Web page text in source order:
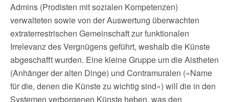
Admins (Prodisten mit sozialen Kompetenzen)
verwalteten sowie von der Auswertung überwachten
extraterrestrischen Gemeinschaft zur funktionalen
Irrelevanz des Vergnügens geführt, weshalb die Künste
abgeschafft wurden. Eine kleine Gruppe um die Aistheten
(Anhänger der alten Dinge) und Contramuralen (»Name
für die, denen die Künste zu wichtig sind«) will die in den
Systemen verborgenen Künste heben, was den